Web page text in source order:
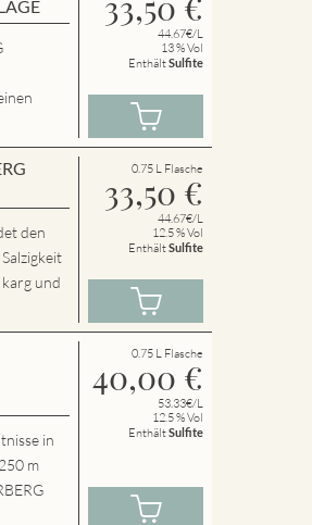
44.67€/L
13 % Vol
EnthältSulfite
den
und
0.75 L Flasche
33,50 €
44.67€/L
12.5 % Vol
EnthältSulfite
in
m
0.75 L Flasche
40,00 €
53.33€/L
12.5 % Vol
EnthältSulfite